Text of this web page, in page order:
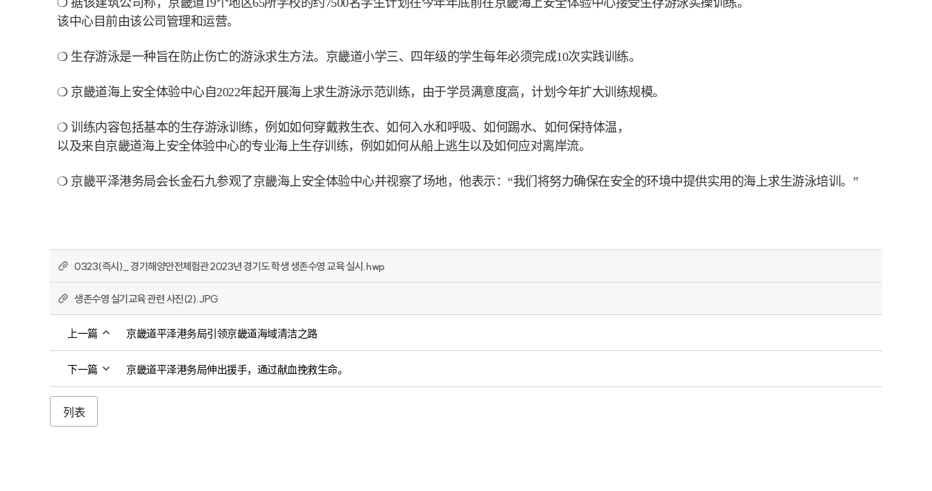
❍ 据该建筑公司称，京畿道19个地区65所学校的约7500名学生计划在今年年底前在京畿海上安全体验中心接受生存游泳实操训练。
该中心目前由该公司管理和运营。
❍ 生存游泳是一种旨在防止伤亡的游泳求生方法。京畿道小学三、四年级的学生每年必须完成10次实践训练。
❍ 京畿道海上安全体验中心自2022年起开展海上求生游泳示范训练，由于学员满意度高，计划今年扩大训练规模。
❍ 训练内容包括基本的生存游泳训练，例如如何穿戴救生衣、如何入水和呼吸、如何踢水、如何保持体温，
以及来自京畿道海上安全体验中心的专业海上生存训练，例如如何从船上逃生以及如何应对离岸流。
❍ 京畿平泽港务局会长金石九参观了京畿海上安全体验中心并视察了场地，他表示：“我们将努力确保在安全的环境中提供实用的海上求生游泳培训。”
0323(즉시)_ 경기해양안전체험관 2023년 경기도 학생 생존수영 교육 실시.hwp
생존수영 실기교육 관련 사진(2).JPG
上一篇 京畿道平泽港务局引领京畿道海域清洁之路
下一篇 京畿道平泽港务局伸出援手，通过献血挽救生命。
列表